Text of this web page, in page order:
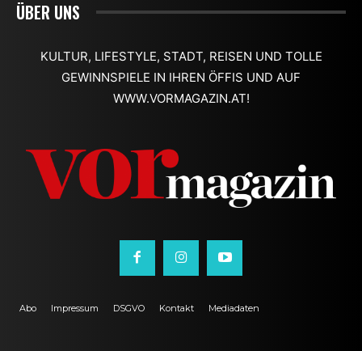
ÜBER UNS
KULTUR, LIFESTYLE, STADT, REISEN UND TOLLE
GEWINNSPIELE IN IHREN ÖFFIS UND AUF
WWW.VORMAGAZIN.AT!
Abo Impressum DSGVO Kontakt Mediadaten